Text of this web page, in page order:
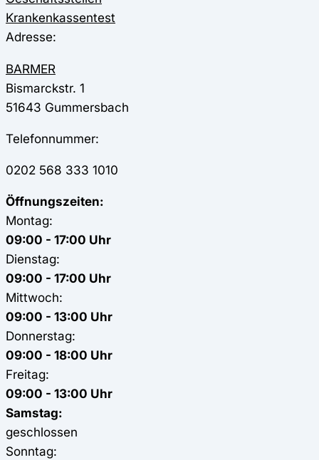
Krankenkassentest
Adresse:
BARMER
Bismarckstr. 1
51643 Gummersbach
Telefonnummer:
0202 568 333 1010
Öffnungszeiten:
Montag:
09:00 - 17:00 Uhr
Dienstag:
09:00 - 17:00 Uhr
Mittwoch:
09:00 - 13:00 Uhr
Donnerstag:
09:00 - 18:00 Uhr
Freitag:
09:00 - 13:00 Uhr
Samstag:
geschlossen
Sonntag: